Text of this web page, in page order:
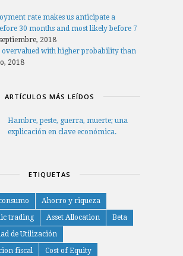
rate makes us anticipate a
30 months and most likely before 7
2018
overvalued with higher probability than
2018
ARTÍCULOS MÁS LEÍDOS
Hambre, peste, guerra, muerte; una
explicación en clave económica.
ETIQUETAS
Ahorro y riqueza
trading
Asset Allocation
Beta
de Utilización
fiscal
Cost of Equity